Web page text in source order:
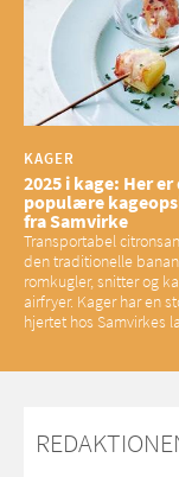
KAGER
2025 i kage: Her
populære
fra Samvirke
Transportabel
den traditionelle
romkugler, snitter og
airfryer. Kager har en
hjertet hos Samvirkes